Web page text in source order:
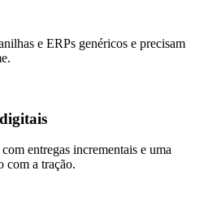
e ERPs genéricos e precisam
entregas incrementais e uma
com a tração.